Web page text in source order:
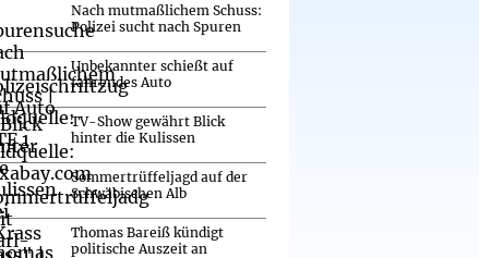
Nach mutmaßlichem Schuss:
Polizei sucht nach Spuren
Unbekannter schießt auf
fahrendes Auto
TV-Show gewährt Blick
hinter die Kulissen
Sommertrüffeljagd auf der
Schwäbischen Alb
Thomas Bareiß kündigt
politische Auszeit an